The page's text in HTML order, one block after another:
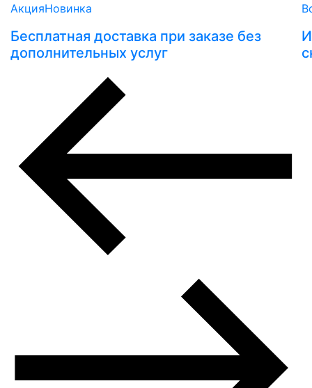
АкцияНовинка
Бесплатная доставка при заказе без
дополнительных услуг